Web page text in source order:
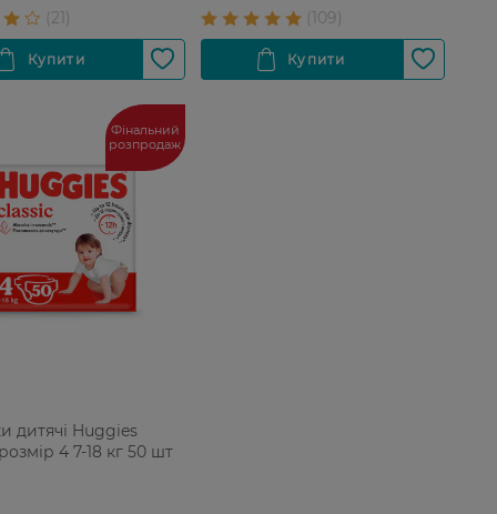
Фінальний
розпродаж
дитячі Huggies
4 7-18 кг 50 шт